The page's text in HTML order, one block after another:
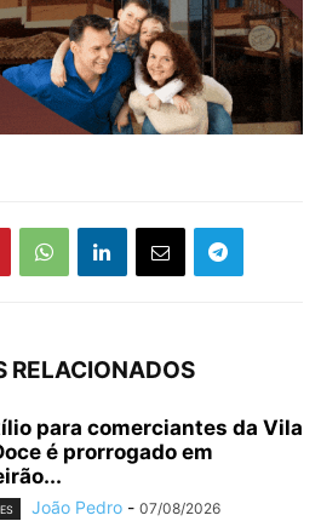
RELACIONADOS
para comerciantes da Vila
é prorrogado em
João Pedro - 07/08/2026